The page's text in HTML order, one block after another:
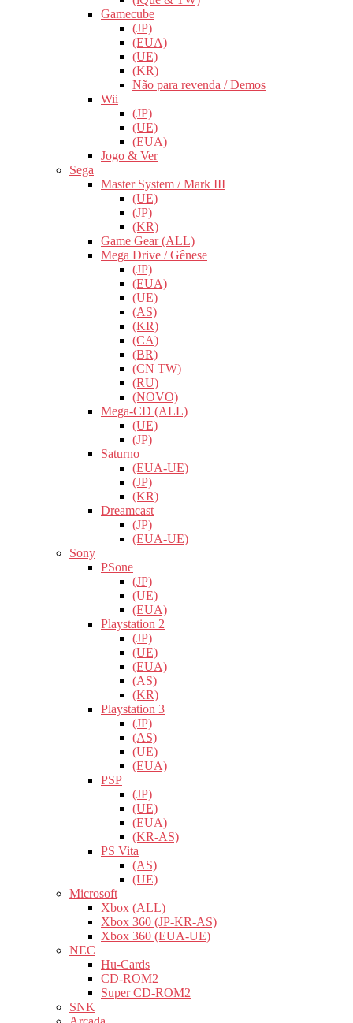
Gamecube
(JP)
(EUA)
(UE)
(KR)
Não para revenda / Demos
Wii
(JP)
(UE)
(EUA)
Jogo & Ver
Sega
Master System / Mark III
(UE)
(JP)
(KR)
Game Gear (ALL)
Mega Drive / Gênese
(JP)
(EUA)
(UE)
(AS)
(KR)
(CA)
(BR)
(CN TW)
(RU)
(NOVO)
Mega-CD (ALL)
(UE)
(JP)
Saturno
(EUA-UE)
(JP)
(KR)
Dreamcast
(JP)
(EUA-UE)
Sony
PSone
(JP)
(UE)
(EUA)
Playstation 2
(JP)
(UE)
(EUA)
(AS)
(KR)
Playstation 3
(JP)
(AS)
(UE)
(EUA)
PSP
(JP)
(UE)
(EUA)
(KR-AS)
PS Vita
(AS)
(UE)
Microsoft
Xbox (ALL)
Xbox 360 (JP-KR-AS)
Xbox 360 (EUA-UE)
NEC
Hu-Cards
CD-ROM2
Super CD-ROM2
SNK